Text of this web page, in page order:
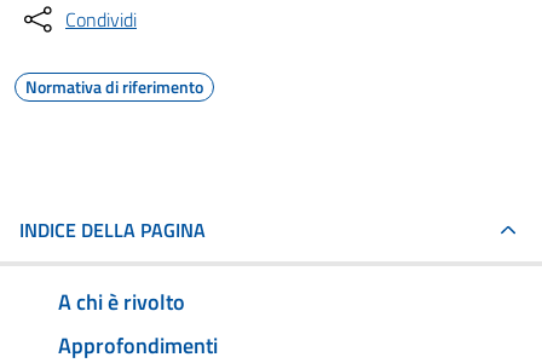
Condividi
Normativa di riferimento
INDICE DELLA PAGINA
A chi è rivolto
Approfondimenti